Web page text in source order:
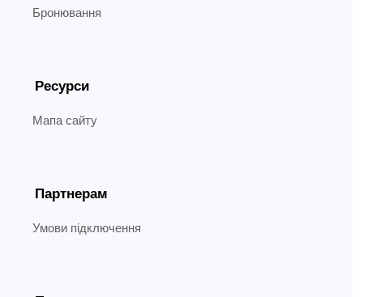
Бронювання
Ресурси
Мапа сайту
Партнерам
Умови підключення